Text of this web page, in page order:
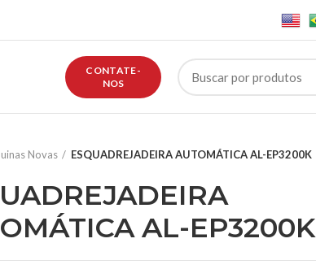
CONTATE-
NOS
Novas ESQUADREJADEIRA AUTOMÁTICA AL-EP3200K
AL-EP3200K